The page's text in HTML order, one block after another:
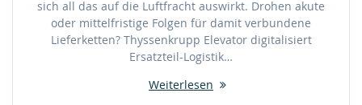
sich all das auf die Luftfracht auswirkt. Drohen akute
oder mittelfristige Folgen für damit verbundene
Lieferketten? Thyssenkrupp Elevator digitalisiert
Ersatzteil-Logistik…
Weiterlesen